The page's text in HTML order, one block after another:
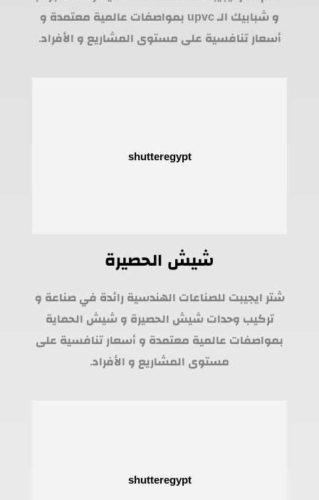
و شبابيك الـ upvc بمواصفات عالمية معتمدة و
أسعار تنافسية على مستوى المشاريع و الأفراد.
شيش الحصيرة
شتر ايجيبت للصناعات الهندسية رائدة في صناعة و
تركيب وحدات شيش الحصيرة و شيش الحماية
بمواصفات عالمية معتمدة و أسعار تنافسية على
مستوى المشاريع و الأفراد.